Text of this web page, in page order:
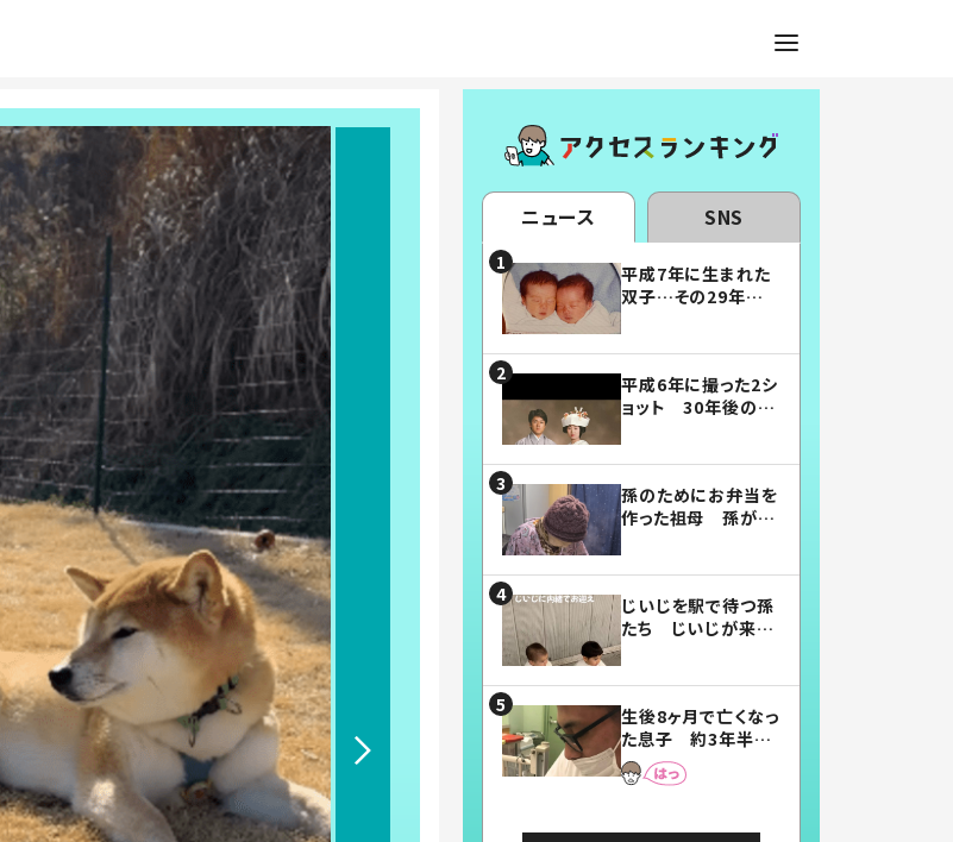
ニュース SNS
平成7年に生まれた
双子…その29年後
平成6年に撮った2シ
ョット 30年後の姿
孫のためにお弁当を
作った祖母 孫が絶
じいじを駅で待つ孫
たち じいじが来た
まらない」「幸せにな
れる」
生後8ヶ月で亡くなっ
た息子 約3年半
後、当時の妻の日記
に書いてあった本音